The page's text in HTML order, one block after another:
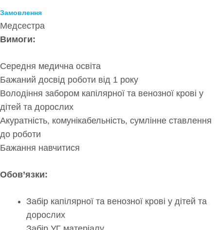
Замовлення
Медсестра
Вимоги:
Середня медична освіта
Бажаний досвід роботи від 1 року
Володіння забором капілярної та венозної крові у
дітей та дорослих
Акуратність, комунікабельність, сумлінне ставлення
до роботи
Бажання навчитися
Обов’язки:
Забір капілярної та венозної крові у дітей та
дорослих